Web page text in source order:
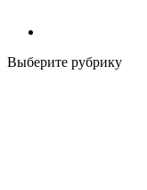
Выберите рубрику